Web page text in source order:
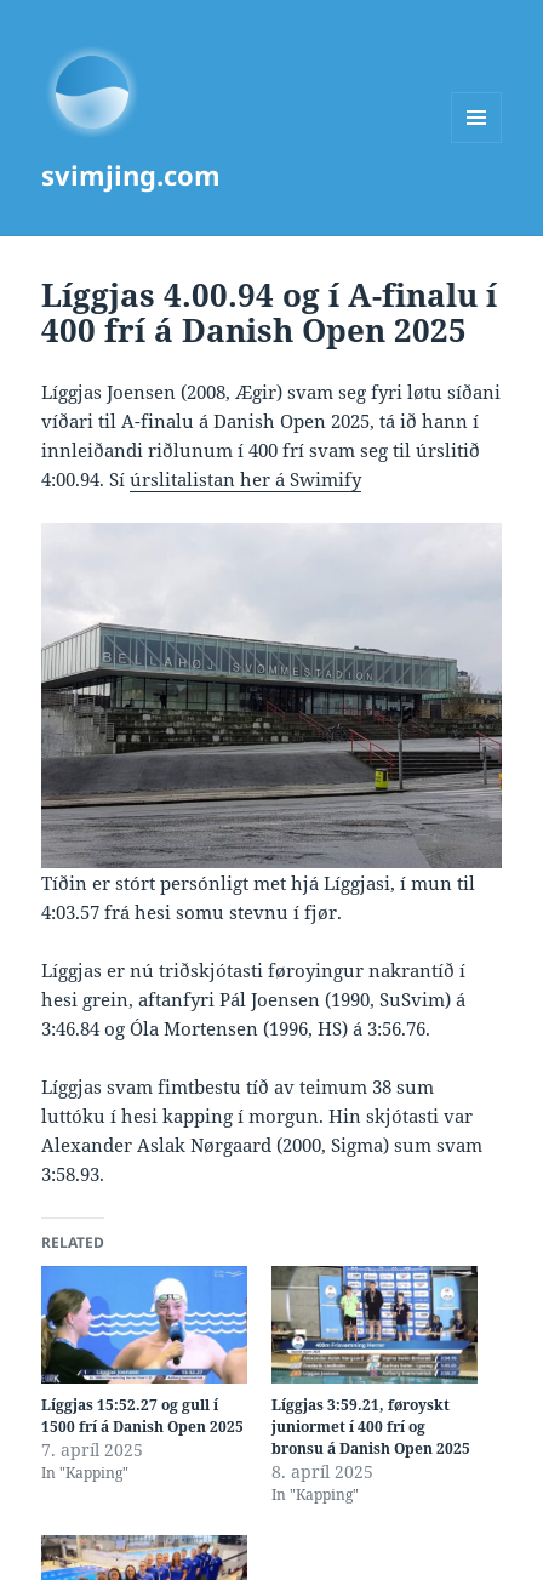
svimjing.com
Líggjas 4.00.94 og í A-finalu í
400 frí á Danish Open 2025
Líggjas Joensen (2008, Ægir) svam seg fyri løtu síðani
víðari til A-finalu á Danish Open 2025, tá ið hann í
innleiðandi riðlunum í 400 frí svam seg til úrslitið
4:00.94. Síúrslitalistan her á Swimify
Tíðin er stórt persónligt met hjá Líggjasi, í mun til
4:03.57 frá hesi somu stevnu í fjør.
Líggjas er nú triðskjótasti føroyingur nakrantíð í
hesi grein, aftanfyri Pál Joensen (1990, SuSvim) á
3:46.84 og Óla Mortensen (1996, HS) á 3:56.76.
Líggjas svam fimtbestu tíð av teimum 38 sum
luttóku í hesi kapping í morgun. Hin skjótasti var
Alexander Aslak Nørgaard (2000, Sigma) sum svam
3:58.93.
RELATED
Líggjas 15:52.27 og gull í
1500 frí á Danish Open 2025
7. apríl 2025
In "Kapping"
Líggjas 3:59.21, føroyskt
juniormet í 400 frí og
bronsu á Danish Open 2025
8. apríl 2025
In "Kapping"